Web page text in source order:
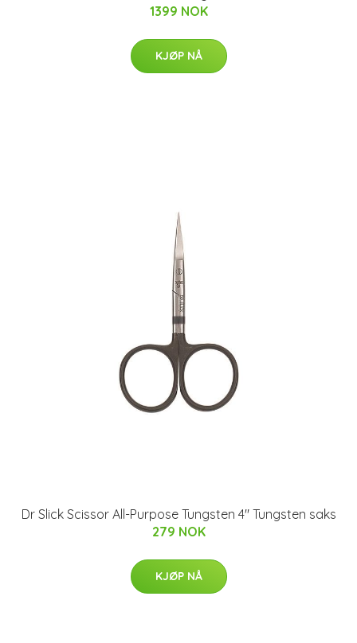
1399 NOK
KJØP NÅ
Dr Slick Scissor All-Purpose Tungsten 4" Tungsten saks
279 NOK
KJØP NÅ